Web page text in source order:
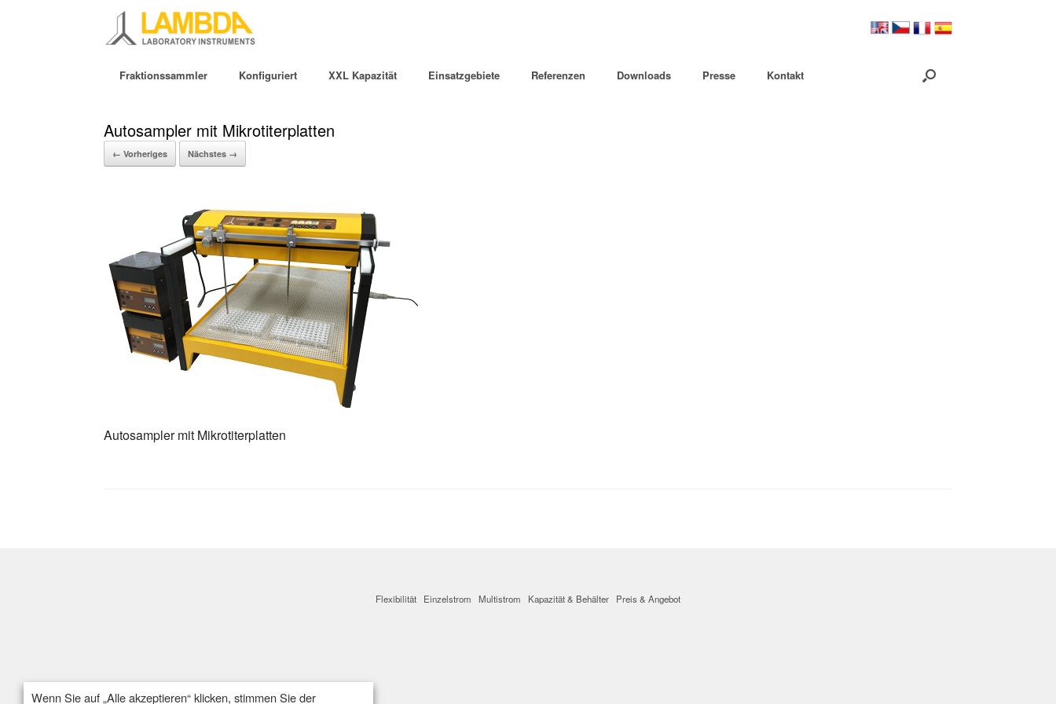
Fraktionssammler Konfiguriert XXL Kapazität Einsatzgebiete Referenzen Downloads Presse Kontakt
Autosampler mit Mikrotiterplatten
← Vorheriges Nächstes →
Autosampler mit Mikrotiterplatten
Flexibilität Einzelstrom Multistrom Kapazität & Behälter Preis & Angebot
Wenn Sie auf „Alle akzeptieren“ klicken, stimmen Sie der